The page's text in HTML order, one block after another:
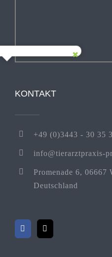
KONTAKT
+49 (0)3443 - 30 35
info@tierarztpraxis-
Promenade 6, 06667
Deutschland